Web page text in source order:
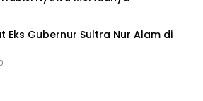
Eks Gubernur Sultra Nur Alam di